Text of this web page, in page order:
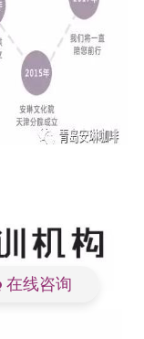
在线咨询